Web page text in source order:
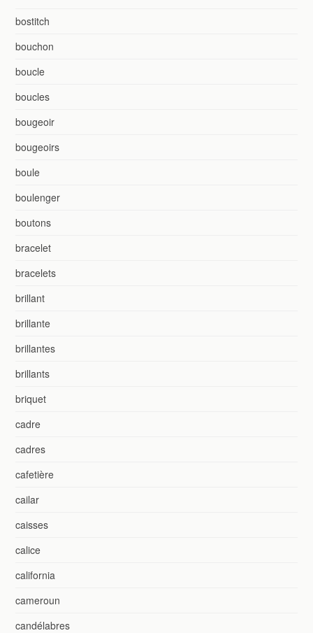
bostitch
bouchon
boucle
boucles
bougeoir
bougeoirs
boule
boulenger
boutons
bracelet
bracelets
brillant
brillante
brillantes
brillants
briquet
cadre
cadres
cafetière
cailar
caisses
calice
california
cameroun
candélabres